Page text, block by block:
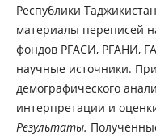
Республики
материалы переписей
фондов РГАСИ, РГАНИ,
научные источники.
демографического
интерпретации и
Результаты.